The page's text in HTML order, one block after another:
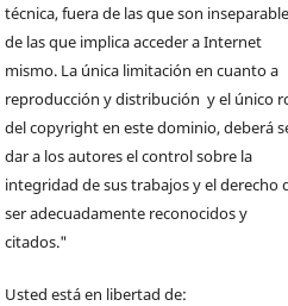
técnica, fuera de las que son
de las que implica acceder a Internet
mismo. La única limitación en cuanto a
reproducción y distribución y el único
del copyright en este dominio, deberá
dar a los autores el control sobre la
integridad de sus trabajos y el derecho
ser adecuadamente reconocidos y
citados."
Usted está en libertad de: